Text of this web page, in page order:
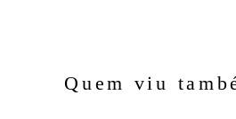
Quem viu